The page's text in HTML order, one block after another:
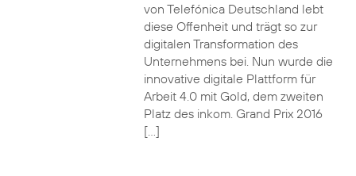
von Telefónica Deutschland lebt
diese Offenheit und trägt so zur
digitalen Transformation des
Unternehmens bei. Nun wurde die
innovative digitale Plattform für
Arbeit 4.0 mit Gold, dem zweiten
Platz des inkom. Grand Prix 2016
[…]